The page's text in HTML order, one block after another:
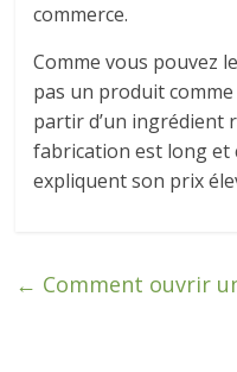
commerce.
Comme vous pouvez
pas un produit
partir d’un ingrédient
fabrication est long et
expliquent son prix
← Comment ouvrir